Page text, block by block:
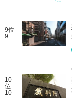
9位
9
10
位
10